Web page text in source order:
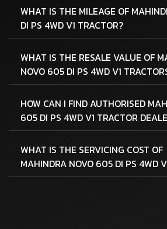
WHAT IS THE MILEAGE OF
DI PS 4WD V1 TRACTOR?
WHAT IS THE RESALE VALUE OF
NOVO 605 DI PS 4WD V1
HOW CAN I FIND AUTHORISED
605 DI PS 4WD V1 TRACTOR
WHAT IS THE SERVICING COST OF
MAHINDRA NOVO 605 DI PS 4WD